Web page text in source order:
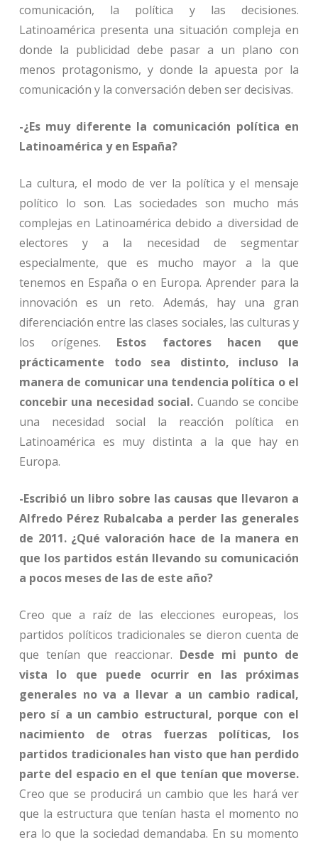
comunicación, la política y las decisiones.
Latinoamérica presenta una situación compleja en
donde la publicidad debe pasar a un plano con
menos protagonismo, y donde la apuesta por la
comunicación y la conversación deben ser decisivas.
-¿Es muy diferente la comunicación política en
Latinoamérica y en España?
La cultura, el modo de ver la política y el mensaje
político lo son. Las sociedades son mucho más
complejas en Latinoamérica debido a diversidad de
electores y a la necesidad de segmentar
especialmente, que es mucho mayor a la que
tenemos en España o en Europa. Aprender para la
innovación es un reto. Además, hay una gran
diferenciación entre las clases sociales, las culturas y
los orígenes. Estos factores hacen que
prácticamente todo sea distinto, incluso la
manera de comunicar una tendencia política o el
concebir una necesidad social. Cuando se concibe
una necesidad social la reacción política en
Latinoamérica es muy distinta a la que hay en
Europa.
-Escribió un libro sobre las causas que llevaron a
Alfredo Pérez Rubalcaba a perder las generales
de 2011. ¿Qué valoración hace de la manera en
que los partidos están llevando su comunicación
a pocos meses de las de este año?
Creo que a raíz de las elecciones europeas, los
partidos políticos tradicionales se dieron cuenta de
que tenían que reaccionar. Desde mi punto de
vista lo que puede ocurrir en las próximas
generales no va a llevar a un cambio radical,
pero sí a un cambio estructural, porque con el
nacimiento de otras fuerzas políticas, los
partidos tradicionales han visto que han perdido
parte del espacio en el que tenían que moverse.
Creo que se producirá un cambio que les hará ver
que la estructura que tenían hasta el momento no
era lo que la sociedad demandaba. En su momento